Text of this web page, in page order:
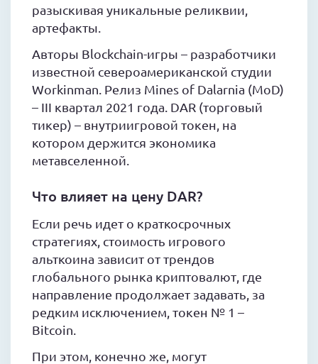
разыскивая уникальные реликвии,
артефакты.
Авторы Blockchain-игры – разработчики
известной североамериканской студии
Workinman. Релиз Mines of Dalarnia (MoD)
– III квартал 2021 года. DAR (торговый
тикер) – внутриигровой токен, на
котором держится экономика
метавселенной.
Что влияет на цену DAR?
Если речь идет о краткосрочных
стратегиях, стоимость игрового
альткоина зависит от трендов
глобального рынка криптовалют, где
направление продолжает задавать, за
редким исключением, токен № 1 –
Bitcoin.
При этом, конечно же, могут